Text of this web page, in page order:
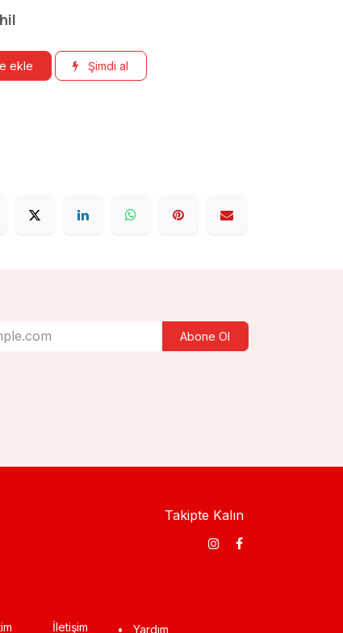
ekle Şimdi al
Abone Ol
Takipte Kalın
İletişim • Yardım